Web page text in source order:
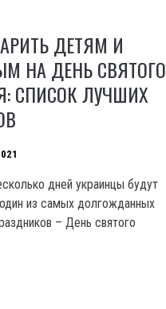
ДЕТЯМ И
НА ДЕНЬ СВЯТОГО
СПИСОК ЛУЧШИХ
дней украинцы будут
из самых долгожданных
– День святого